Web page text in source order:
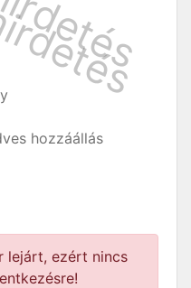
hozzáállás
lejárt, ezért nincs